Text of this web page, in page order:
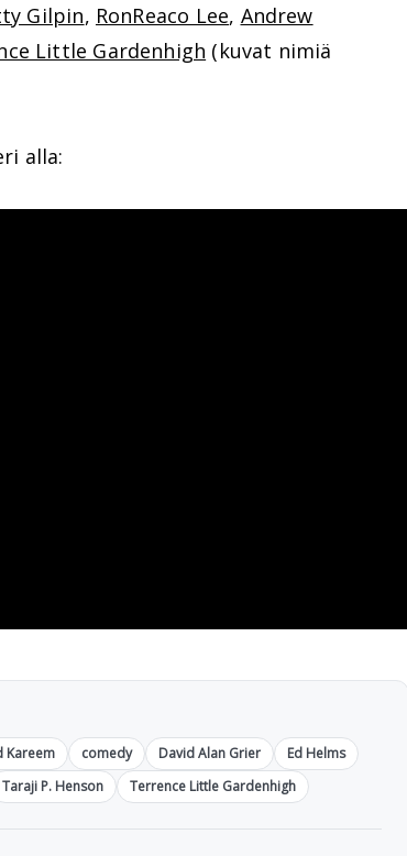
Gilpin, RonReaco Lee, Andrew
Little Gardenhigh (kuvat nimiä
alla:
Kareem comedy David Alan Grier
Ed Helms
Taraji P. Henson Terrence Little Gardenhigh